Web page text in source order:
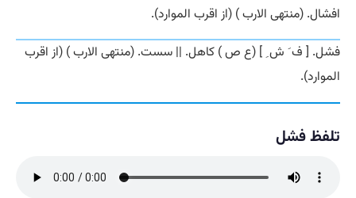
افشال. (منتهی الارب ) (از اقرب الموارد).
فشل. [ ف َ ش ِ ] (ع ص ) کاهل. || سست. (منتهی الارب ) (از اقرب
الموارد).
تلفظ فشل